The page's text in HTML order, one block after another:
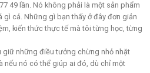
49 lần. Nó không phải là một sản phẩm
gì cả. Những gì bạn thấy ở đây đơn giản
kiến thức thực tế mà tôi từng học, từng
giữ những điều tưởng chừng nhỏ nhặt
nếu nó có thể giúp ai đó, dù chỉ một